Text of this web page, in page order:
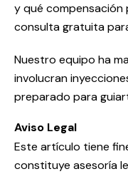
y qué compensación
consulta gratuita
Nuestro equipo ha
involucran
preparado para
Aviso Legal
Este artículo tiene
constituye asesoría